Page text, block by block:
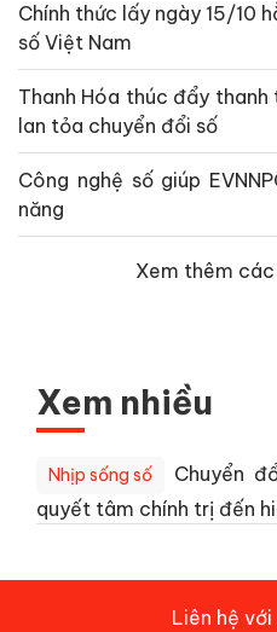
Chính thức lấy ngày 15/10
số Việt Nam
Thanh Hóa thúc đẩy
lan tỏa chuyển đổi số
Công nghệ số giúp
năng
Xem thêm
Xem nhiều
Nhịp sống số
Chuyển
quyết tâm chính trị đến
Liên hệ